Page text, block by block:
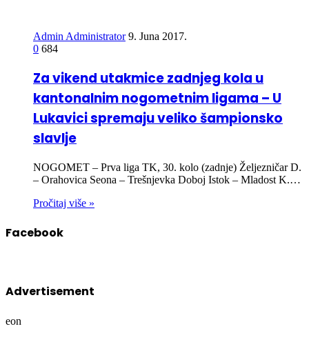
Admin Administrator 9. Juna 2017.
0 684
Za vikend utakmice zadnjeg kola u
kantonalnim nogometnim ligama – U
Lukavici spremaju veliko šampionsko
slavlje
NOGOMET – Prva liga TK, 30. kolo (zadnje) Željezničar D.
– Orahovica Seona – Trešnjevka Doboj Istok – Mladost K.…
Pročitaj više »
Facebook
Advertisement
eon